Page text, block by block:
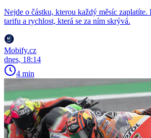
Nejde o částku, kterou každý měsíc
tarifu a rychlost, která se za ním skrývá.
Mobify.cz
dnes, 18:14
4 min